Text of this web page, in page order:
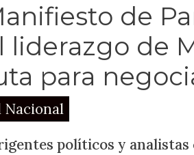
de
liderazgo de
para
Nacional
políticos y analistas